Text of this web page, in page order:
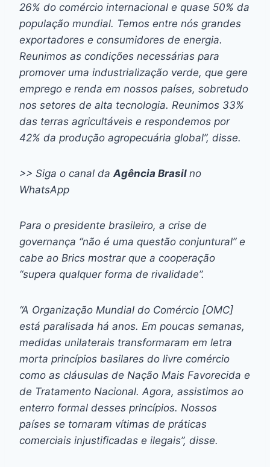
26% do comércio internacional e quase 50% da
população mundial. Temos entre nós grandes
exportadores e consumidores de energia.
Reunimos as condições necessárias para
promover uma industrialização verde, que gere
emprego e renda em nossos países, sobretudo
nos setores de alta tecnologia. Reunimos 33%
das terras agricultáveis e respondemos por
42% da produção agropecuária global”, disse.
>> Siga o canal da Agência Brasil no
WhatsApp
Para o presidente brasileiro, a crise de
governança “não é uma questão conjuntural” e
cabe ao Brics mostrar que a cooperação
“supera qualquer forma de rivalidade”.
“A Organização Mundial do Comércio [OMC]
está paralisada há anos. Em poucas semanas,
medidas unilaterais transformaram em letra
morta princípios basilares do livre comércio
como as cláusulas de Nação Mais Favorecida e
de Tratamento Nacional. Agora, assistimos ao
enterro formal desses princípios. Nossos
países se tornaram vítimas de práticas
comerciais injustificadas e ilegais”, disse.